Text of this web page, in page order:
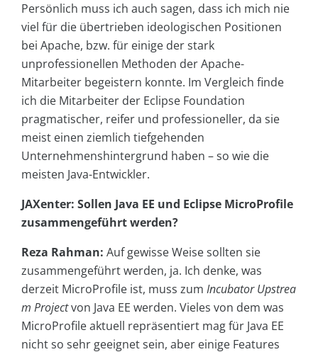
Persönlich muss ich auch sagen, dass ich mich nie
viel für die übertrieben ideologischen Positionen
bei Apache, bzw. für einige der stark
unprofessionellen Methoden der Apache-
Mitarbeiter begeistern konnte. Im Vergleich finde
ich die Mitarbeiter der Eclipse Foundation
pragmatischer, reifer und professioneller, da sie
meist einen ziemlich tiefgehenden
Unternehmenshintergrund haben – so wie die
meisten Java-Entwickler.
JAXenter: Sollen Java EE und Eclipse MicroProfile
zusammengeführt werden?
Reza Rahman: Auf gewisse Weise sollten sie
zusammengeführt werden, ja. Ich denke, was
derzeit MicroProfile ist, muss zum Incubator Upstrea
m Projectvon Java EE werden. Vieles von dem was
MicroProfile aktuell repräsentiert mag für Java EE
nicht so sehr geeignet sein, aber einige Features